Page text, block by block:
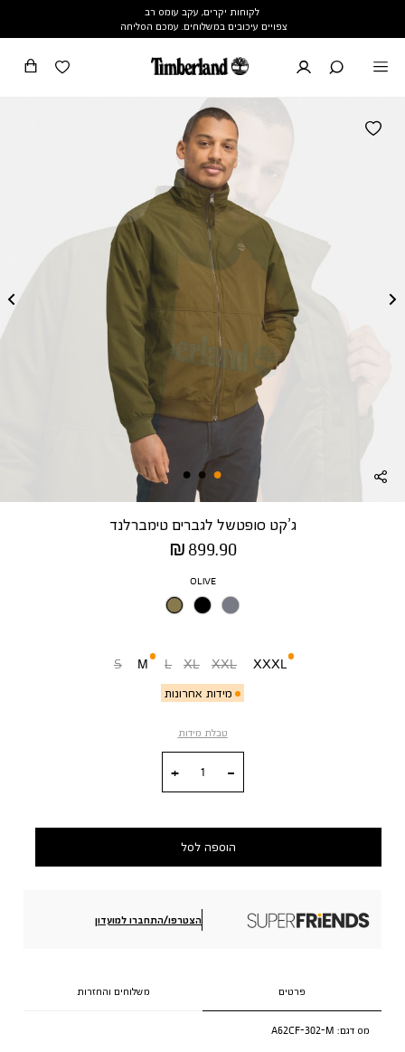
לקוחות יקרים, עקב עומס רב
צפויים עיכובים במשלוחים. עמכם הסליחה
ג’קט סופטשל לגברים טימברלנד
מחיר
מוצר
899.90 ₪
צבע
OLIVE
S M
מידות אחרונות
L XL XXL XXXL
טבלת מידות
הוספה לסל
הצטרפו/התחברו למועדון
פרטים משלוחים והחזרות
מס דגם: A62CF-302-M